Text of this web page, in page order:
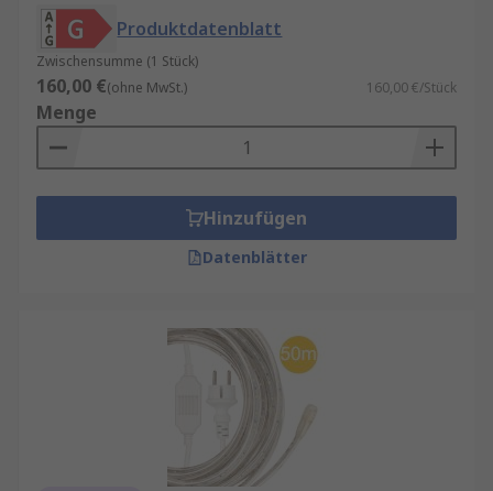
sorgfältig zu befolgen, um das beste Ergebnis zu
erzielen. Ein weiterer großer Vorteil von LED-
Leuchten ist ihre geringe Wartungsanforderung.
Aufgrund ihrer Langlebigkeit müssen Sie sich in
der Regel erst nach vielen Jahren um den
Austausch kümmern.
Produktdatenblatt
Zwischensumme (1 Stück)
160,00 €(ohne MwSt.) 160,00 €/Stück
Menge
Hinzufügen
Datenblätter